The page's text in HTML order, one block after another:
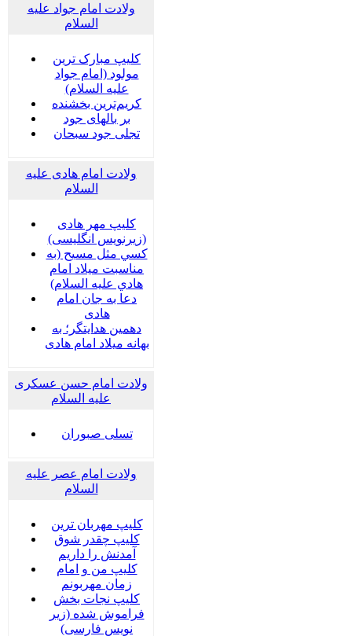
ولادت امام جواد علیه
السلام
کلیپ مبارک ترین
مولود (امام جواد
علیه السلام)
کریم‌ترین بخشنده
بر بالهای جود
تجلی جود سبحان
ولادت امام هادی علیه
السلام
کلیپ مهر هادی
(زیرنویس انگلیسی)
كسي مثل مسيح (به
مناسبت ميلاد امام
هادي عليه السلام)
دعا به جان امام
هادی
دهمین هدایتگر؛ به
بهانه میلاد امام هادی
ولادت امام حسن عسکری
علیه السلام
تسلی صبوران
ولادت امام عصر علیه
السلام
کلیپ مهربان ترین
کلیپ چقدر شوق
آمدنش را داریم
کلیپ من و امام
زمان مهربونم
کلیپ نجات بخش
فراموش شده (زیر
نویس فارسی)